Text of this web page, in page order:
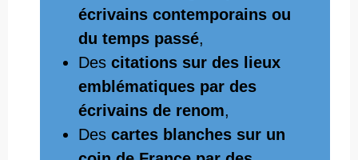
écrivains contemporains ou
du temps passé,
Des citations sur des lieux
emblématiques par des
écrivains de renom,
Des cartes blanches sur un